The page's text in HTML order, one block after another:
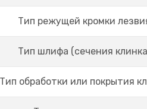
Тип режущей кромки
Тип шлифа (сечения
Тип обработки или покрытия